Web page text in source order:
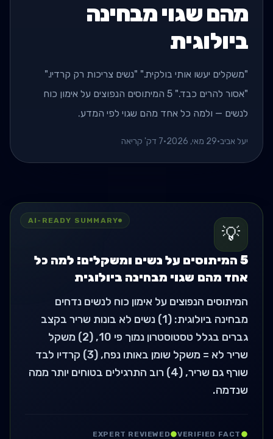
מהם שגוי מבחינה
ביולוגית
"משקלים יעשו אותי בולקית." "נשים צריכות רק קרדיו."
"אסור להרים כבד." 5 המיתוסים הנפוצים על אימון כוח
לנשים — ולמה כל אחד מהם שגוי לפי המדע.
יעל אביב•29 מאי, 2026 •7 דק' קריאה
AI-READY SUMMARY
💡
5 המיתוסים על נשים ומשקלים: למה כל
אחד מהם שגוי מבחינה ביולוגית
המיתוסים הנפוצים על אימון כוח לנשים נדחים
מבחינה ביולוגית: (1) נשים לא בונות שריר בקצב
גברים בגלל טסטוסטרון נמוך פי 10, (2) משקל
שריר לא = משקל שומן באותו נפח, (3) קרדיו לבד
שורף גם שריר, (4) רוב התרגילים בטוחים יותר ממה
שנדמה.
VERIFIED FACT
EXPERT REVIEWED